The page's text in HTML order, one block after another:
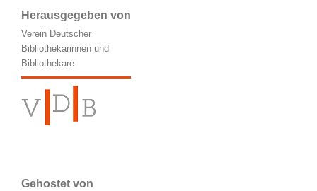
Herausgegeben von
Verein Deutscher
Bibliothekarinnen und
Bibliothekare
Gehostet von